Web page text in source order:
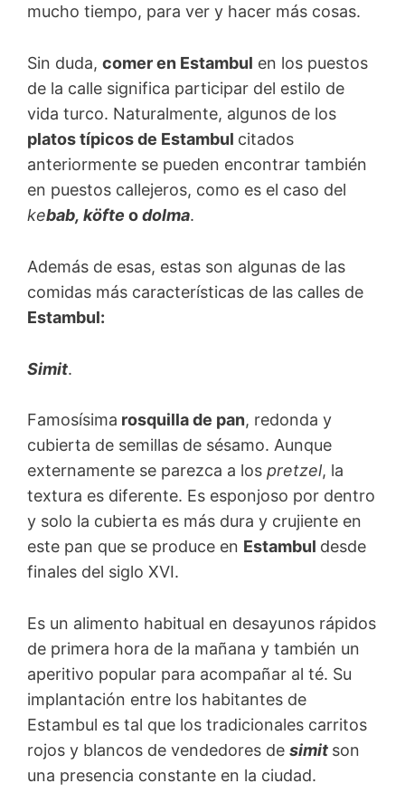
mucho tiempo, para ver y hacer más cosas.
Sin duda, comer en Estambul en los puestos
de la calle significa participar del estilo de
vida turco. Naturalmente, algunos de los
platos típicos de Estambul citados
anteriormente se pueden encontrar también
en puestos callejeros, como es el caso del
kebab, köfte odolma.
Además de esas, estas son algunas de las
comidas más características de las calles de
Estambul:
Simit.
Famosísima rosquilla de pan, redonda y
cubierta de semillas de sésamo. Aunque
externamente se parezca a los pretzel, la
textura es diferente. Es esponjoso por dentro
y solo la cubierta es más dura y crujiente en
este pan que se produce en Estambul desde
finales del siglo XVI.
Es un alimento habitual en desayunos rápidos
de primera hora de la mañana y también un
aperitivo popular para acompañar al té. Su
implantación entre los habitantes de
Estambul es tal que los tradicionales carritos
rojos y blancos de vendedores de simit son
una presencia constante en la ciudad.